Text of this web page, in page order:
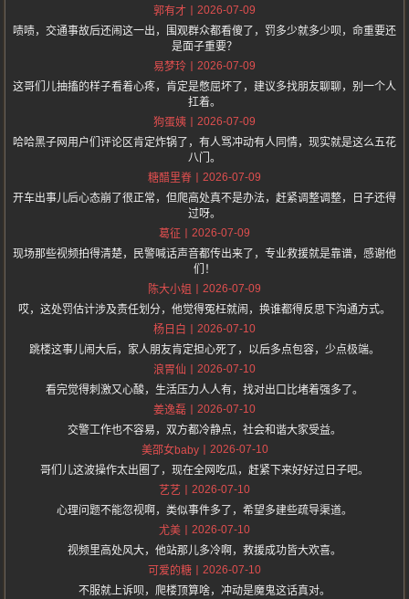
郭有才
2026-07-09
啧啧，交通事故后还闹这一出，围观群众都看傻了，罚多少就多少呗，命重要还
是面子重要？
易梦玲
2026-07-09
这哥们儿抽搐的样子看着心疼，肯定是憋屈坏了，建议多找朋友聊聊，别一个人
扛着。
狗蛋姨
2026-07-09
哈哈黑子网用户们评论区肯定炸锅了，有人骂冲动有人同情，现实就是这么五花
八门。
糖醋里脊
2026-07-09
开车出事儿后心态崩了很正常，但爬高处真不是办法，赶紧调整调整，日子还得
过呀。
葛征
2026-07-09
现场那些视频拍得清楚，民警喊话声音都传出来了，专业救援就是靠谱，感谢他
们！
陈大小姐
2026-07-09
哎，这处罚估计涉及责任划分，他觉得冤枉就闹，换谁都得反思下沟通方式。
杨日白
2026-07-10
跳楼这事儿闹大后，家人朋友肯定担心死了，以后多点包容，少点极端。
浪胃仙
2026-07-10
看完觉得刺激又心酸，生活压力人人有，找对出口比堵着强多了。
姜逸磊
2026-07-10
交警工作也不容易，双方都冷静点，社会和谐大家受益。
美邵女baby
2026-07-10
哥们儿这波操作太出圈了，现在全网吃瓜，赶紧下来好好过日子吧。
艺艺
2026-07-10
心理问题不能忽视啊，类似事件多了，希望多建些疏导渠道。
尤美
2026-07-10
视频里高处风大，他站那儿多冷啊，救援成功皆大欢喜。
可爱的糖
2026-07-10
不服就上诉呗，爬楼顶算啥，冲动是魔鬼这话真对。